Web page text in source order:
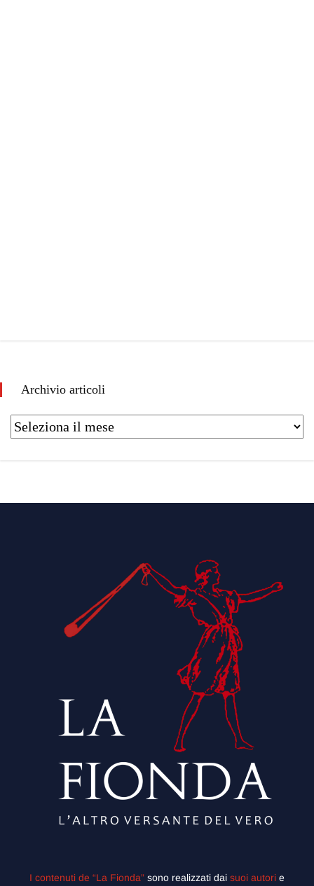
Archivio articoli
I contenuti de “La Fionda” sono realizzati dai suoi autori e